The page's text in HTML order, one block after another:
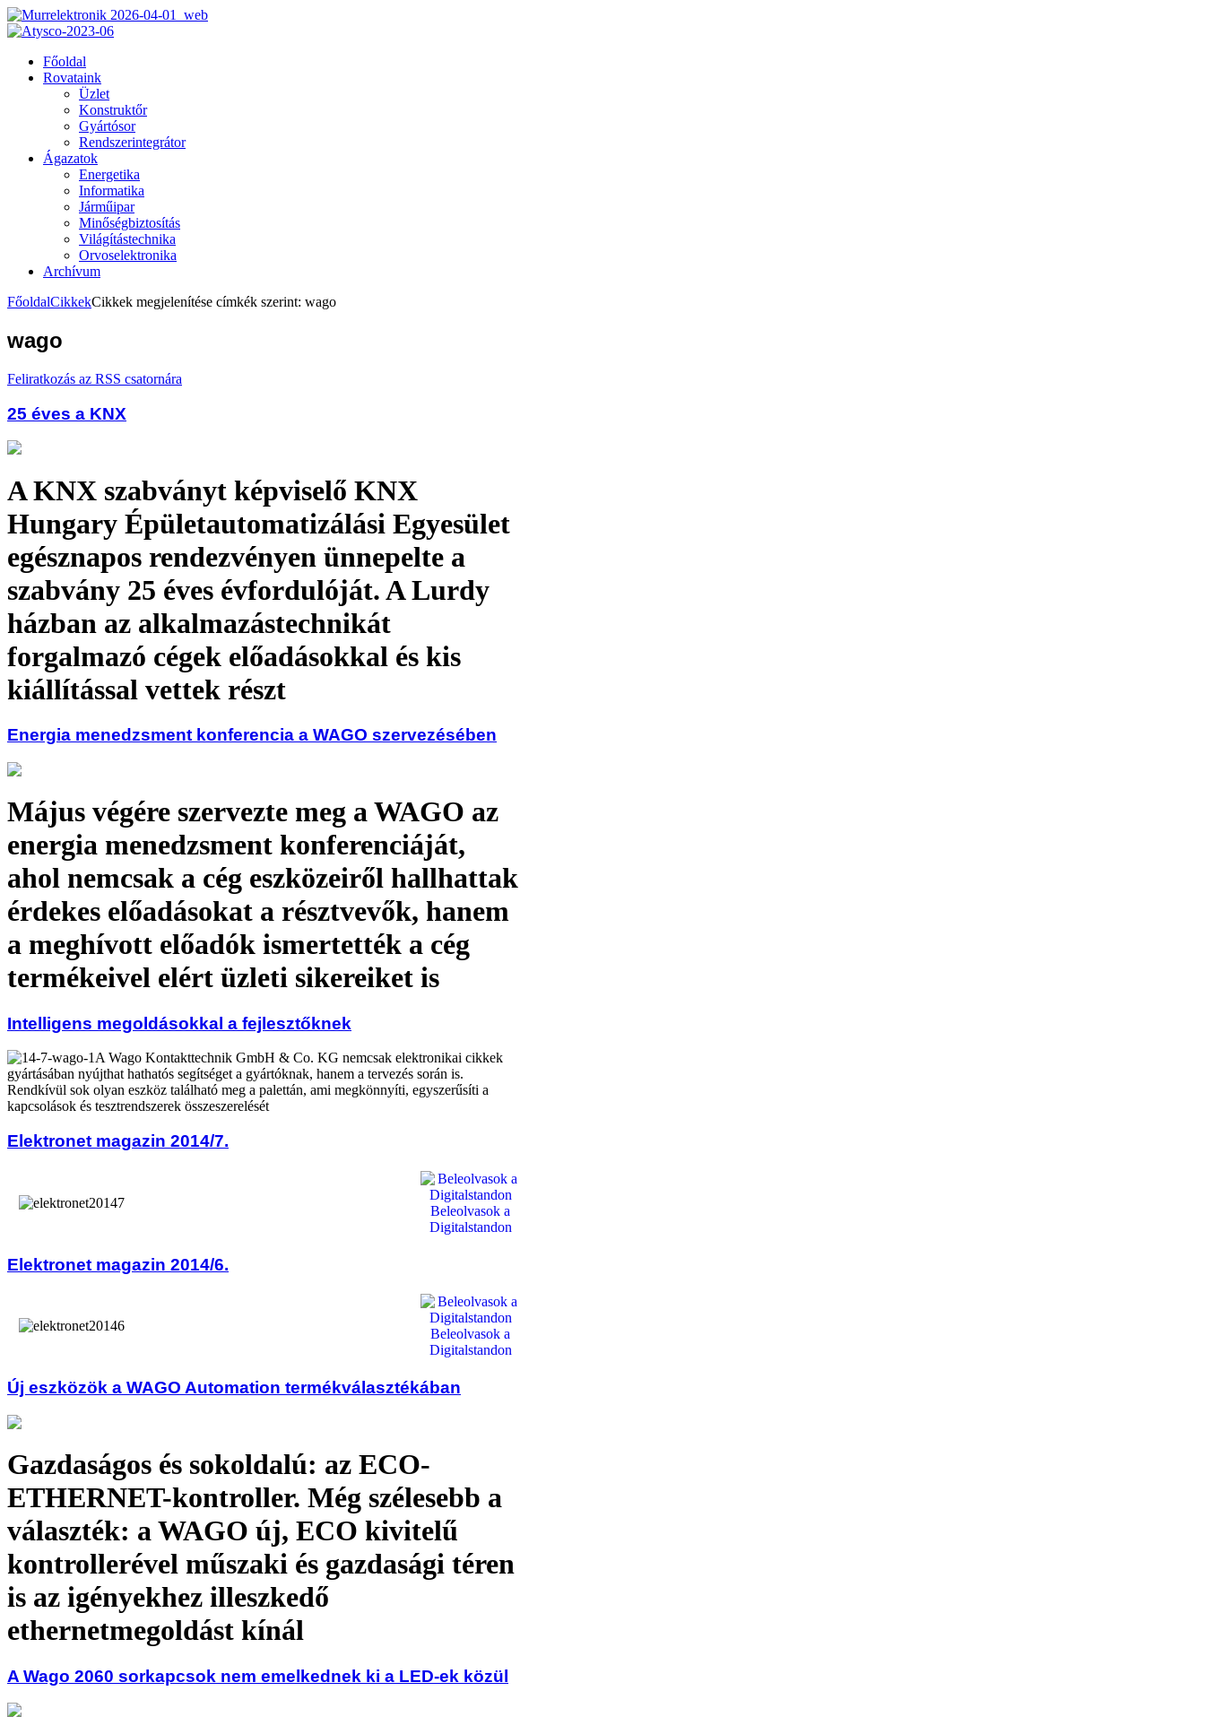
Főoldal
Rovataink
Üzlet
Konstruktőr
Gyártósor
Rendszerintegrátor
Ágazatok
Energetika
Informatika
Járműipar
Minőségbiztosítás
Világítástechnika
Orvoselektronika
Archívum
FőoldalCikkekCikkek megjelenítése címkék szerint: wago
wago
Feliratkozás az RSS csatornára
25 éves a KNX
A KNX szabványt képviselő KNX
Hungary Épületautomatizálási Egyesület
egésznapos rendezvényen ünnepelte a
szabvány 25 éves évfordulóját. A Lurdy
házban az alkalmazástechnikát
forgalmazó cégek előadásokkal és kis
kiállítással vettek részt
Energia menedzsment konferencia a WAGO szervezésében
Május végére szervezte meg a WAGO az
energia menedzsment konferenciáját,
ahol nemcsak a cég eszközeiről hallhattak
érdekes előadásokat a résztvevők, hanem
a meghívott előadók ismertették a cég
termékeivel elért üzleti sikereiket is
Intelligens megoldásokkal a fejlesztőknek
A Wago Kontakttechnik GmbH & Co. KG nemcsak elektronikai cikkek
gyártásában nyújthat hathatós segítséget a gyártóknak, hanem a tervezés során is.
Rendkívül sok olyan eszköz található meg a palettán, ami megkönnyíti, egyszerűsíti a
kapcsolások és tesztrendszerek összeszerelését
Elektronet magazin 2014/7.
Beleolvasok a
Digitalstandon
Elektronet magazin 2014/6.
Beleolvasok a
Digitalstandon
Új eszközök a WAGO Automation termékválasztékában
Gazdaságos és sokoldalú: az ECO-
ETHERNET-kontroller. Még szélesebb a
választék: a WAGO új, ECO kivitelű
kontrollerével műszaki és gazdasági téren
is az igényekhez illeszkedő
ethernetmegoldást kínál
A Wago 2060 sorkapcsok nem emelkednek ki a LED-ek közül